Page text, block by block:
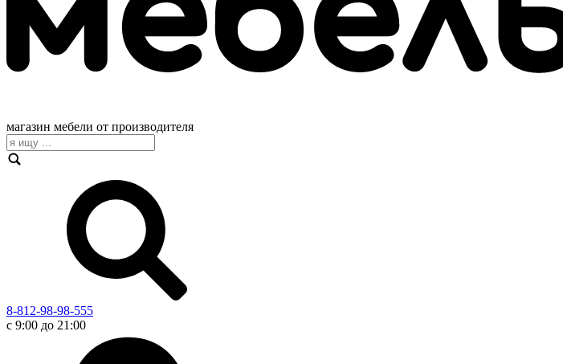
магазин мебели от производителя
8-812-98-98-555
с 9:00 до 21:00